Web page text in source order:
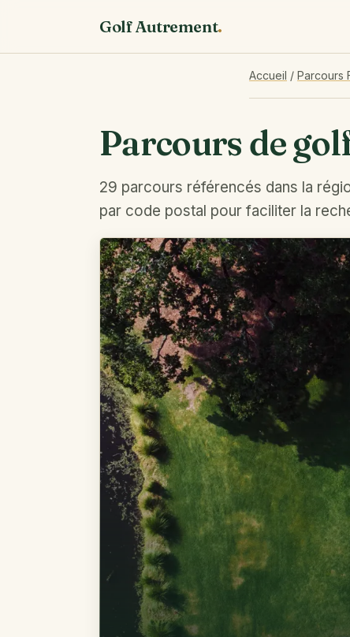
Golf Autrement.
Accueil / Parcours
Parcours de
29 parcours référencés dans la
par code postal pour faciliter la